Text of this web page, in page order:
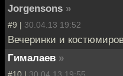
Jorgensons »
#9 | 30.04.13 19:52
Вечеринки и
Гималаев »
#10 | 30.04.13 19:55